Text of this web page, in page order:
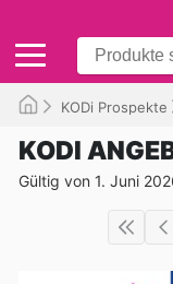
KODi Prospekte
KODI
Gültig von 1. Juni